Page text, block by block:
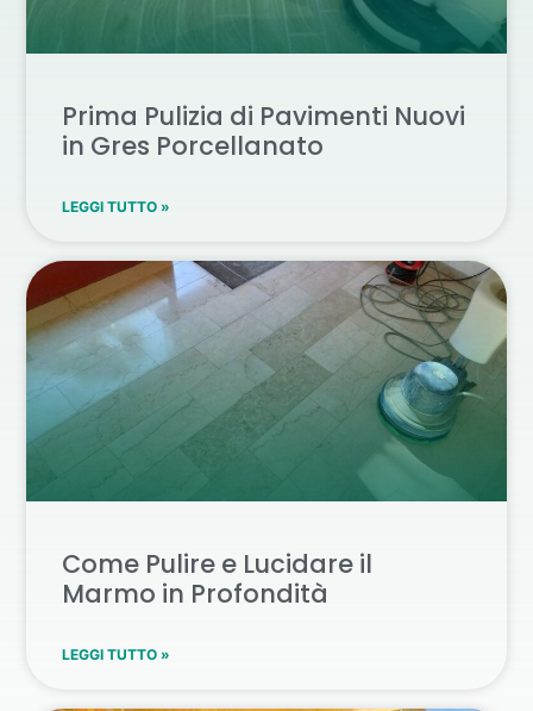
Prima Pulizia di Pavimenti Nuovi
in Gres Porcellanato
LEGGI TUTTO »
Come Pulire e Lucidare il
Marmo in Profondità
LEGGI TUTTO »